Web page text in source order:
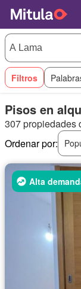
Filtros
Pisos en
307 propiedades
Ordenar por:
Alta